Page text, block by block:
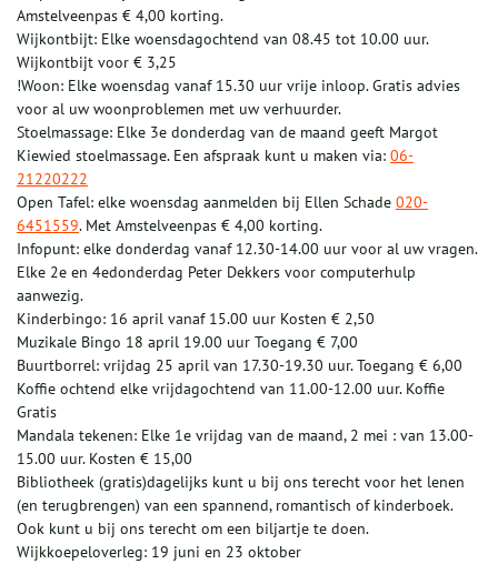
Amstelveenpas € 4,00 korting.
Wijkontbijt: Elke woensdagochtend van 08.45 tot 10.00 uur.
Wijkontbijt voor € 3,25
!Woon: Elke woensdag vanaf 15.30 uur vrije inloop. Gratis advies
voor al uw woonproblemen met uw verhuurder.
Stoelmassage: Elke 3e donderdag van de maand geeft Margot
Kiewied stoelmassage. Een afspraak kunt u maken via: 06-
21220222
Open Tafel: elke woensdag aanmelden bij Ellen Schade 020-
6451559. Met Amstelveenpas € 4,00 korting.
Infopunt: elke donderdag vanaf 12.30-14.00 uur voor al uw vragen.
Elke 2e en 4edonderdag Peter Dekkers voor computerhulp
aanwezig.
Kinderbingo: 16 april vanaf 15.00 uur Kosten € 2,50
Muzikale Bingo 18 april 19.00 uur Toegang € 7,00
Buurtborrel: vrijdag 25 april van 17.30-19.30 uur. Toegang € 6,00
Koffie ochtend elke vrijdagochtend van 11.00-12.00 uur. Koffie
Gratis
Mandala tekenen: Elke 1e vrijdag van de maand, 2 mei : van 13.00-
15.00 uur. Kosten € 15,00
Bibliotheek (gratis)dagelijks kunt u bij ons terecht voor het lenen
(en terugbrengen) van een spannend, romantisch of kinderboek.
Ook kunt u bij ons terecht om een biljartje te doen.
Wijkkoepeloverleg: 19 juni en 23 oktober